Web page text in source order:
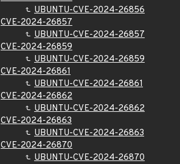
UBUNTU-CVE-2024-26856
CVE-2024-26857
UBUNTU-CVE-2024-26857
CVE-2024-26859
UBUNTU-CVE-2024-26859
CVE-2024-26861
UBUNTU-CVE-2024-26861
CVE-2024-26862
UBUNTU-CVE-2024-26862
CVE-2024-26863
UBUNTU-CVE-2024-26863
CVE-2024-26870
UBUNTU-CVE-2024-26870